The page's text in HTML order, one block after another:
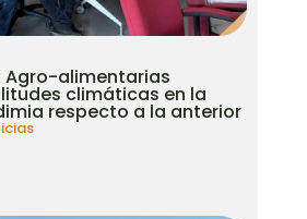
alimentarias
climáticas en la
respecto a la anterior